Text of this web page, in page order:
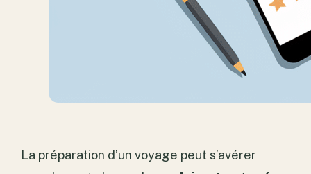
La préparation d’un voyage peut s’avérer